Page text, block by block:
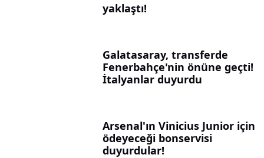
yaklaştı!
Galatasaray, transferde
Fenerbahçe'nin önüne geçti!
İtalyanlar duyurdu
Arsenal'ın Vinicius Junior için
ödeyeceği bonservisi
duyurdular!